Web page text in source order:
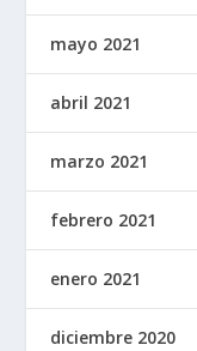
mayo 2021
abril 2021
marzo 2021
febrero 2021
enero 2021
diciembre 2020